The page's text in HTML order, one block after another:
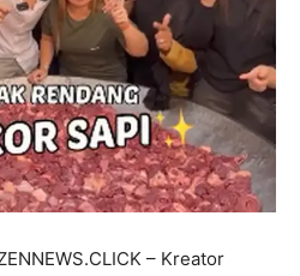
– Kreator